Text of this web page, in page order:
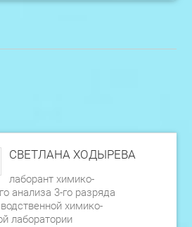
СВЕТЛАНА ХОДЫРЕВА
лаборант химико-
анализа 3-го разряда
химико-
лаборатории